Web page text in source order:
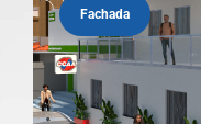
Fachada